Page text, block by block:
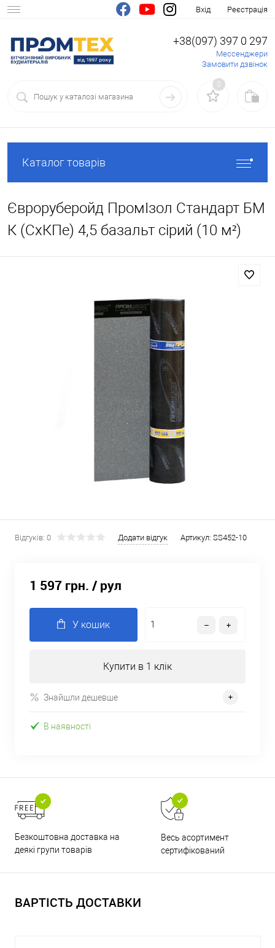
Вхід Реєстрація
+38(097) 397 0 297
Мессенджери
Замовити дзвінок
0
Каталог товарів
Євроруберойд ПромІзол Стандарт БМ
К (СхКПе) 4,5 базальт сірий (10 м²)
Відгуків: 0 Додати відгук Артикул: SS452-10
1 597 грн. / рул
У кошик
Купити в 1 клік
Знайшли дешевше
В наявності
Безкоштовна доставка на
деякі групи товарів
Весь асортимент
сертифікований
ВАРТІСТЬ ДОСТАВКИ